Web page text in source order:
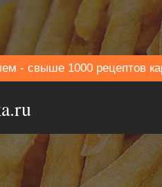
- свыше 1000 рецептов